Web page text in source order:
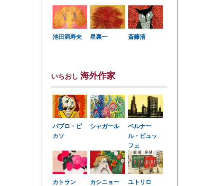
池田満寿夫 星襄一 斎藤清
いちおし 海外作家
パブロ・ピ
カソ
シャガール
ベルナー
ル・ビュッ
フェ
カトラン
カシニョー
ユトリロ